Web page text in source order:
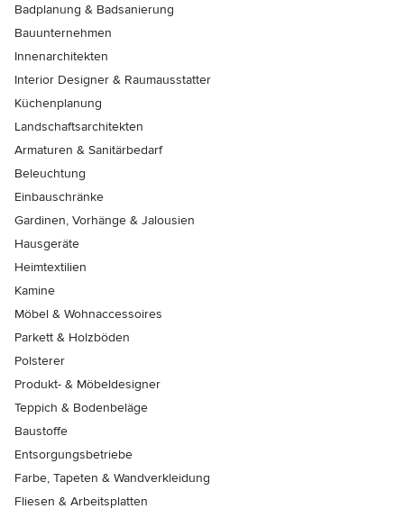
Badplanung & Badsanierung
Bauunternehmen
Innenarchitekten
Interior Designer & Raumausstatter
Küchenplanung
Landschaftsarchitekten
Armaturen & Sanitärbedarf
Beleuchtung
Einbauschränke
Gardinen, Vorhänge & Jalousien
Hausgeräte
Heimtextilien
Kamine
Möbel & Wohnaccessoires
Parkett & Holzböden
Polsterer
Produkt- & Möbeldesigner
Teppich & Bodenbeläge
Baustoffe
Entsorgungsbetriebe
Farbe, Tapeten & Wandverkleidung
Fliesen & Arbeitsplatten